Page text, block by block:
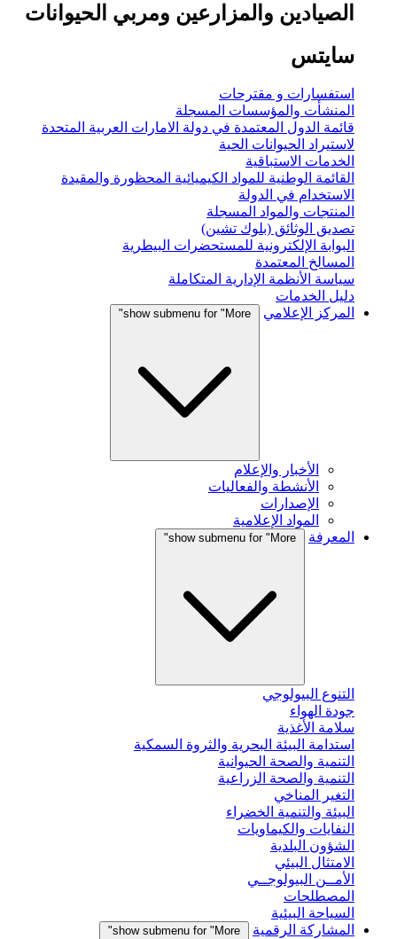
الصيادين والمزارعين ومربي الحيوانات
سايتس
استفسارات و مقترحات
المنشأت والمؤسسات المسجلة
قائمة الدول المعتمدة في دولة الامارات العربية المتحدة
لاستيراد الحيوانات الحية
الخدمات الاستباقية
القائمة الوطنية للمواد الكيميائية المحظورة والمقيدة
الاستخدام في الدولة
المنتجات والمواد المسجلة
تصديق الوثائق (بلوك تشين)
البوابة الإلكترونية للمستحضرات البيطرية
المسالخ المعتمدة
سياسة الأنظمة الإدارية المتكاملة
دليل الخدمات
المركز الإعلامي
show submenu for "More"
الأخبار والإعلام
الأنشطة والفعاليات
الإصدارات
المواد الإعلامية
المعرفة
show submenu for "More"
التنوع البيولوجي
جودة الهواء
سلامة الأغذية
استدامة البيئة البحرية والثروة السمكية
التنمية والصحة الحيوانية
التنمية والصحة الزراعية
التغير المناخي
البيئة والتنمية الخضراء
النفايات والكيماويات
الشؤون البلدية
الامتثال البيئي
الأمــن البيولوجــي
المصطلحات
السياحة البيئية
المشاركة الرقمية
show submenu for "More"